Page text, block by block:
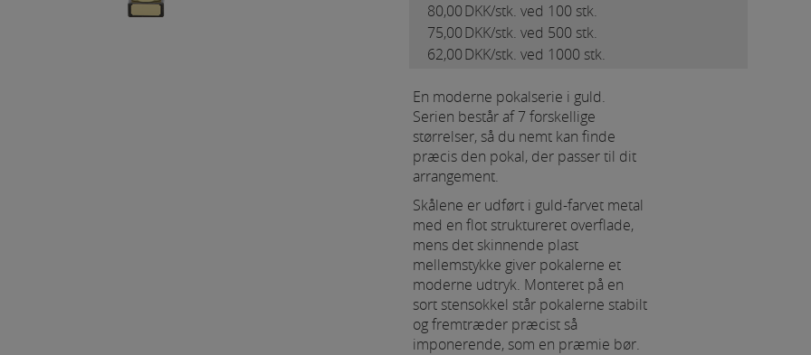
80,00DKK/stk. ved 100 stk.
75,00DKK/stk. ved 500 stk.
62,00DKK/stk. ved 1000 stk.
En moderne pokalserie i guld.
Serien består af 7 forskellige
størrelser, så du nemt kan finde
præcis den pokal, der passer til dit
arrangement.
Skålene er udført i guld-farvet metal
med en flot struktureret overflade,
mens det skinnende plast
mellemstykke giver pokalerne et
moderne udtryk. Monteret på en
sort stensokkel står pokalerne stabilt
og fremtræder præcist så
imponerende, som en præmie bør.